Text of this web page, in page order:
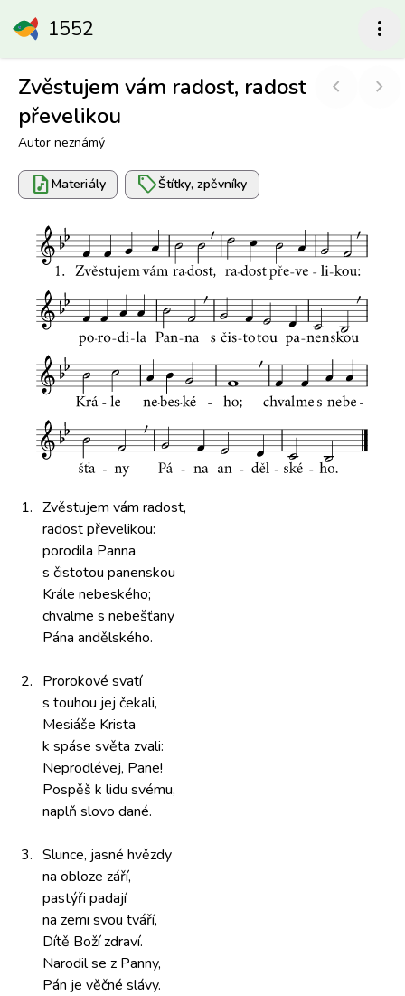
1552 more_vert
Zvěstujem vám radost, radost
převelikou
chevron_left chevron_right
Autor neznámý
audio_fileMateriály sellŠtítky, zpěvníky
1. Zvěstujem vám radost,
radost převelikou:
porodila Panna
s čistotou panenskou
Krále nebeského;
chvalme s nebešťany
Pána andělského.
2. Prorokové svatí
s touhou jej čekali,
Mesiáše Krista
k spáse světa zvali:
Neprodlévej, Pane!
Pospěš k lidu svému,
naplň slovo dané.
3. Slunce, jasné hvězdy
na obloze září,
pastýři padají
na zemi svou tváří,
Dítě Božízdraví.
Narodil se z Panny,
Pán je věčné slávy.